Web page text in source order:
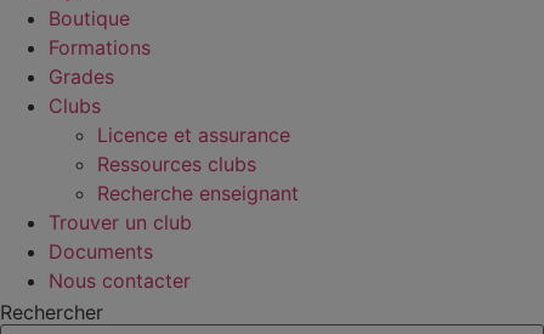
Boutique
Formations
Grades
Clubs
Licence et assurance
Ressources clubs
Recherche enseignant
Trouver un club
Documents
Nous contacter
Rechercher